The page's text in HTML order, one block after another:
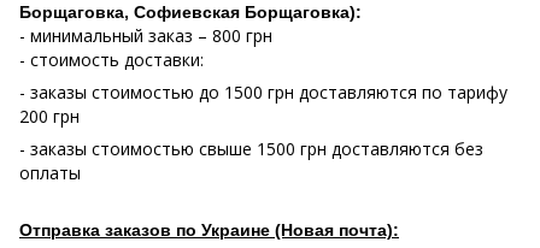
Борщаговка, Софиевская Борщаговка):
- минимальный заказ – 800 грн
- стоимость доставки:
- заказы стоимостью до 1500 грн доставляются по тарифу
200 грн
- заказы стоимостью свыше 1500 грн доставляются без
оплаты
Отправка заказов по Украине (Новая почта):